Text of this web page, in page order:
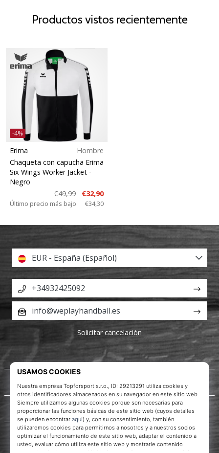
Productos vistos recientemente
-4%
Erima
Hombre
Chaqueta con capucha Erima
Six Wings Worker Jacket -
Negro
€49,99
€32,90
Último precio más bajo €34,30
Acerca de nosotros
Servicio al cliente
EUR - España (Español)
+34932425092
info@weplayhandball.es
Solicitar cancelación